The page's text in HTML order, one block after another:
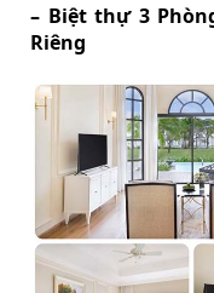
– Biệt thự 3
Riêng